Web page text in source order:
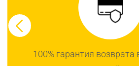
100% гарантия возврата